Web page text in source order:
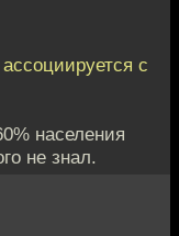
с
населения
не знал.